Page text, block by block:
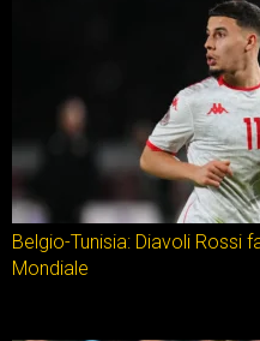
Belgio-Tunisia: Diavoli Rossi
Mondiale